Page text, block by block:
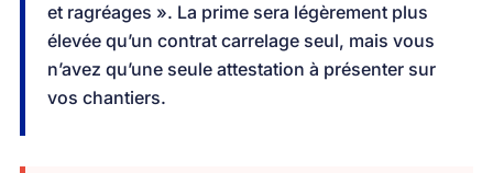
et ragréages ». La prime sera légèrement plus
élevée qu’un contrat carrelage seul, mais vous
n’avez qu’une seule attestation à présenter sur
vos chantiers.